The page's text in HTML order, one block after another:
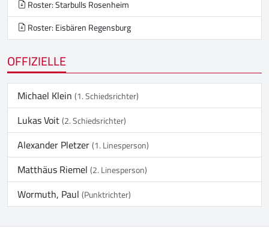
Roster: Starbulls Rosenheim
Roster: Eisbären Regensburg
OFFIZIELLE
Michael Klein(1. Schiedsrichter)
Lukas Voit(2. Schiedsrichter)
Alexander Pletzer(1. Linesperson)
Matthäus Riemel(2. Linesperson)
Wormuth, Paul(Punktrichter)